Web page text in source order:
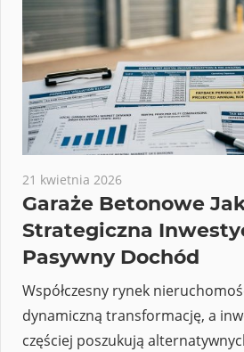
21 kwietnia 2026
Garaże Betonowe
Strategiczna
Pasywny Dochód
Współczesny rynek
dynamiczną transformację, a
częściej poszukują